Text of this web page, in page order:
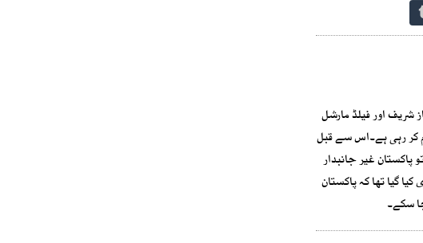
شریف اور فیلڈ مارشل
کر رہی ہے۔اس سے قبل
پاکستان غیر جانبدار
گیا تھا کہ پاکستان
سکے۔